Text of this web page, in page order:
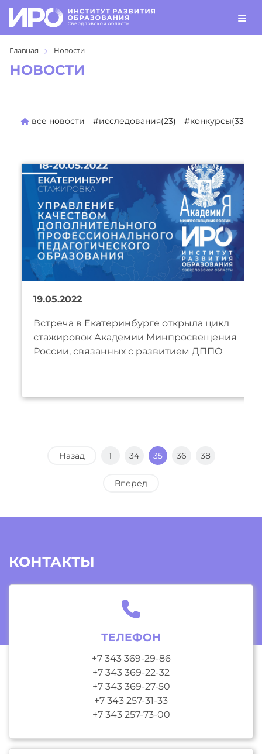
Главная Новости
НОВОСТИ
все новости #исследования(23) #конкурсы(330)
19.05.2022
Встреча в Екатеринбурге открыла цикл
стажировок Академии Минпросвещения
России, связанных с развитием ДППО
Назад 1 34 35 36 38
Вперед
КОНТАКТЫ
ТЕЛЕФОН
+7 343 369-29-86
+7 343 369-22-32
+7 343 369-27-50
+7 343 257-31-33
+7 343 257-73-00